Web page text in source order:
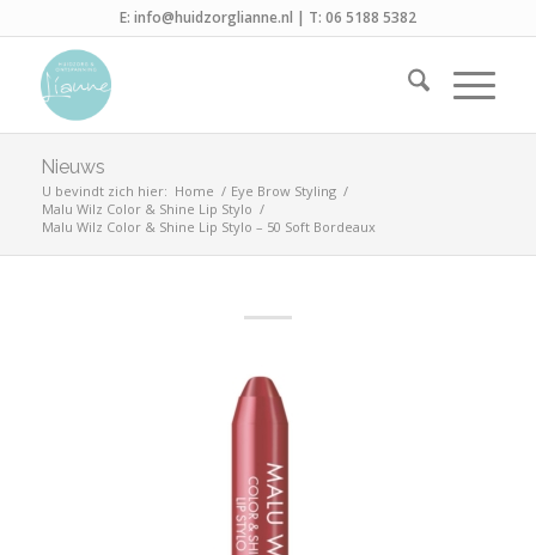
E: info@huidzorglianne.nl | T: 06 5188 5382
Nieuws
U bevindt zich hier: Home / Eye Brow Styling /
Malu Wilz Color & Shine Lip Stylo /
Malu Wilz Color & Shine Lip Stylo – 50 Soft Bordeaux